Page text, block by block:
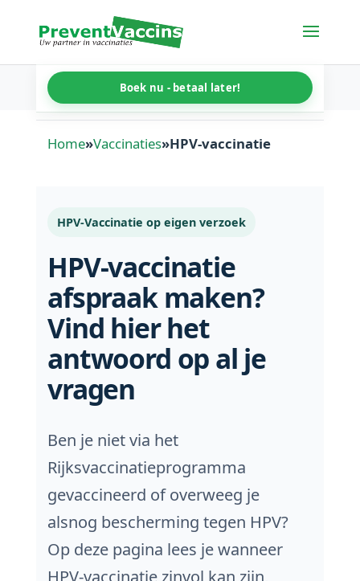
Home»Vaccinaties»HPV-vaccinatie
HPV-Vaccinatie op eigen verzoek
HPV-vaccinatie
afspraak maken?
Vind hier het
antwoord op al je
vragen
Ben je niet via het
Rijksvaccinatieprogramma
gevaccineerd of overweeg je
alsnog bescherming tegen HPV?
Op deze pagina lees je wanneer